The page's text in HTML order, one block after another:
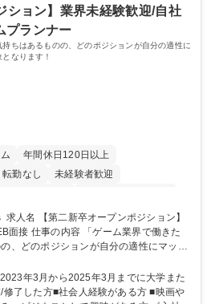
ション】業界未経験歓迎/自社
プランナー
持ちはあるものの、どのポジションが自分の適性に
なります！
年間休日120日以上
転勤なし
未経験者歓迎
装自由 昼食補助あり
第二新卒歓迎
界で働きた
、どのポジションが自分の適性にマッチ
プランナー/データ
エンジニ ア/インフラエンジニアな
ラストレ ーターなど）等から、面接で
年3月から2025年3月までに大学また
了した方■社会人経験がある方 ■映画や